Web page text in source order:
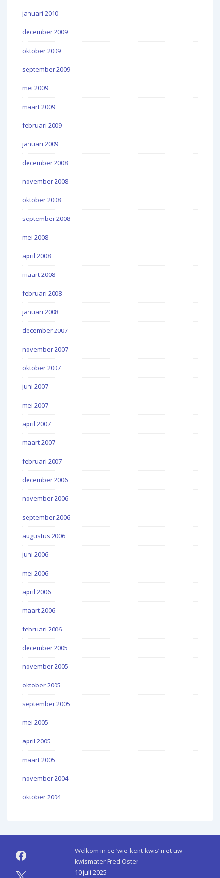
januari 2010
december 2009
oktober 2009
september 2009
mei 2009
maart 2009
februari 2009
januari 2009
december 2008
november 2008
oktober 2008
september 2008
mei 2008
april 2008
maart 2008
februari 2008
januari 2008
december 2007
november 2007
oktober 2007
juni 2007
mei 2007
april 2007
maart 2007
februari 2007
december 2006
november 2006
september 2006
augustus 2006
juni 2006
mei 2006
april 2006
maart 2006
februari 2006
december 2005
november 2005
oktober 2005
september 2005
mei 2005
april 2005
maart 2005
november 2004
oktober 2004
Welkom in de ‘wie-kent-kwis’ met uw
kwismater Fred Oster
10 juli 2025